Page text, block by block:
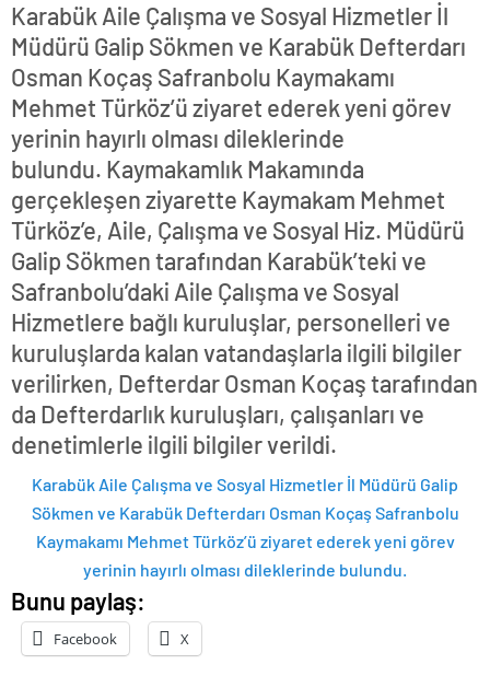
Karabük Aile Çalışma ve Sosyal Hizmetler İl
Müdürü Galip Sökmen ve Karabük Defterdarı
Osman Koçaş Safranbolu Kaymakamı
Mehmet Türköz’ü ziyaret ederek yeni görev
yerinin hayırlı olması dileklerinde
bulundu. Kaymakamlık Makamında
gerçekleşen ziyarette Kaymakam Mehmet
Türköz’e, Aile, Çalışma ve Sosyal Hiz. Müdürü
Galip Sökmen tarafından Karabük’teki ve
Safranbolu’daki Aile Çalışma ve Sosyal
Hizmetlere bağlı kuruluşlar, personelleri ve
kuruluşlarda kalan vatandaşlarla ilgili bilgiler
verilirken, Defterdar Osman Koçaş tarafından
da Defterdarlık kuruluşları, çalışanları ve
denetimlerle ilgili bilgiler verildi.
Karabük Aile Çalışma ve Sosyal Hizmetler İl Müdürü Galip
Sökmen ve Karabük Defterdarı Osman Koçaş Safranbolu
Kaymakamı Mehmet Türköz’ü ziyaret ederek yeni görev
yerinin hayırlı olması dileklerinde bulundu.
Bunu paylaş:
Facebook X